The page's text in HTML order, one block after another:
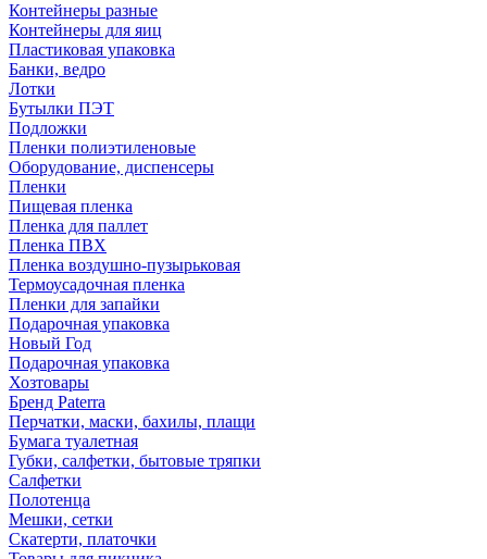
Контейнеры разные
Контейнеры для яиц
Пластиковая упаковка
Банки, ведро
Лотки
Бутылки ПЭТ
Подложки
Пленки полиэтиленовые
Оборудование, диспенсеры
Пленки
Пищевая пленка
Пленка для паллет
Пленка ПВХ
Пленка воздушно-пузырьковая
Термоусадочная пленка
Пленки для запайки
Подарочная упаковка
Новый Год
Подарочная упаковка
Хозтовары
Бренд Paterra
Перчатки, маски, бахилы, плащи
Бумага туалетная
Губки, салфетки, бытовые тряпки
Салфетки
Полотенца
Мешки, сетки
Скатерти, платочки